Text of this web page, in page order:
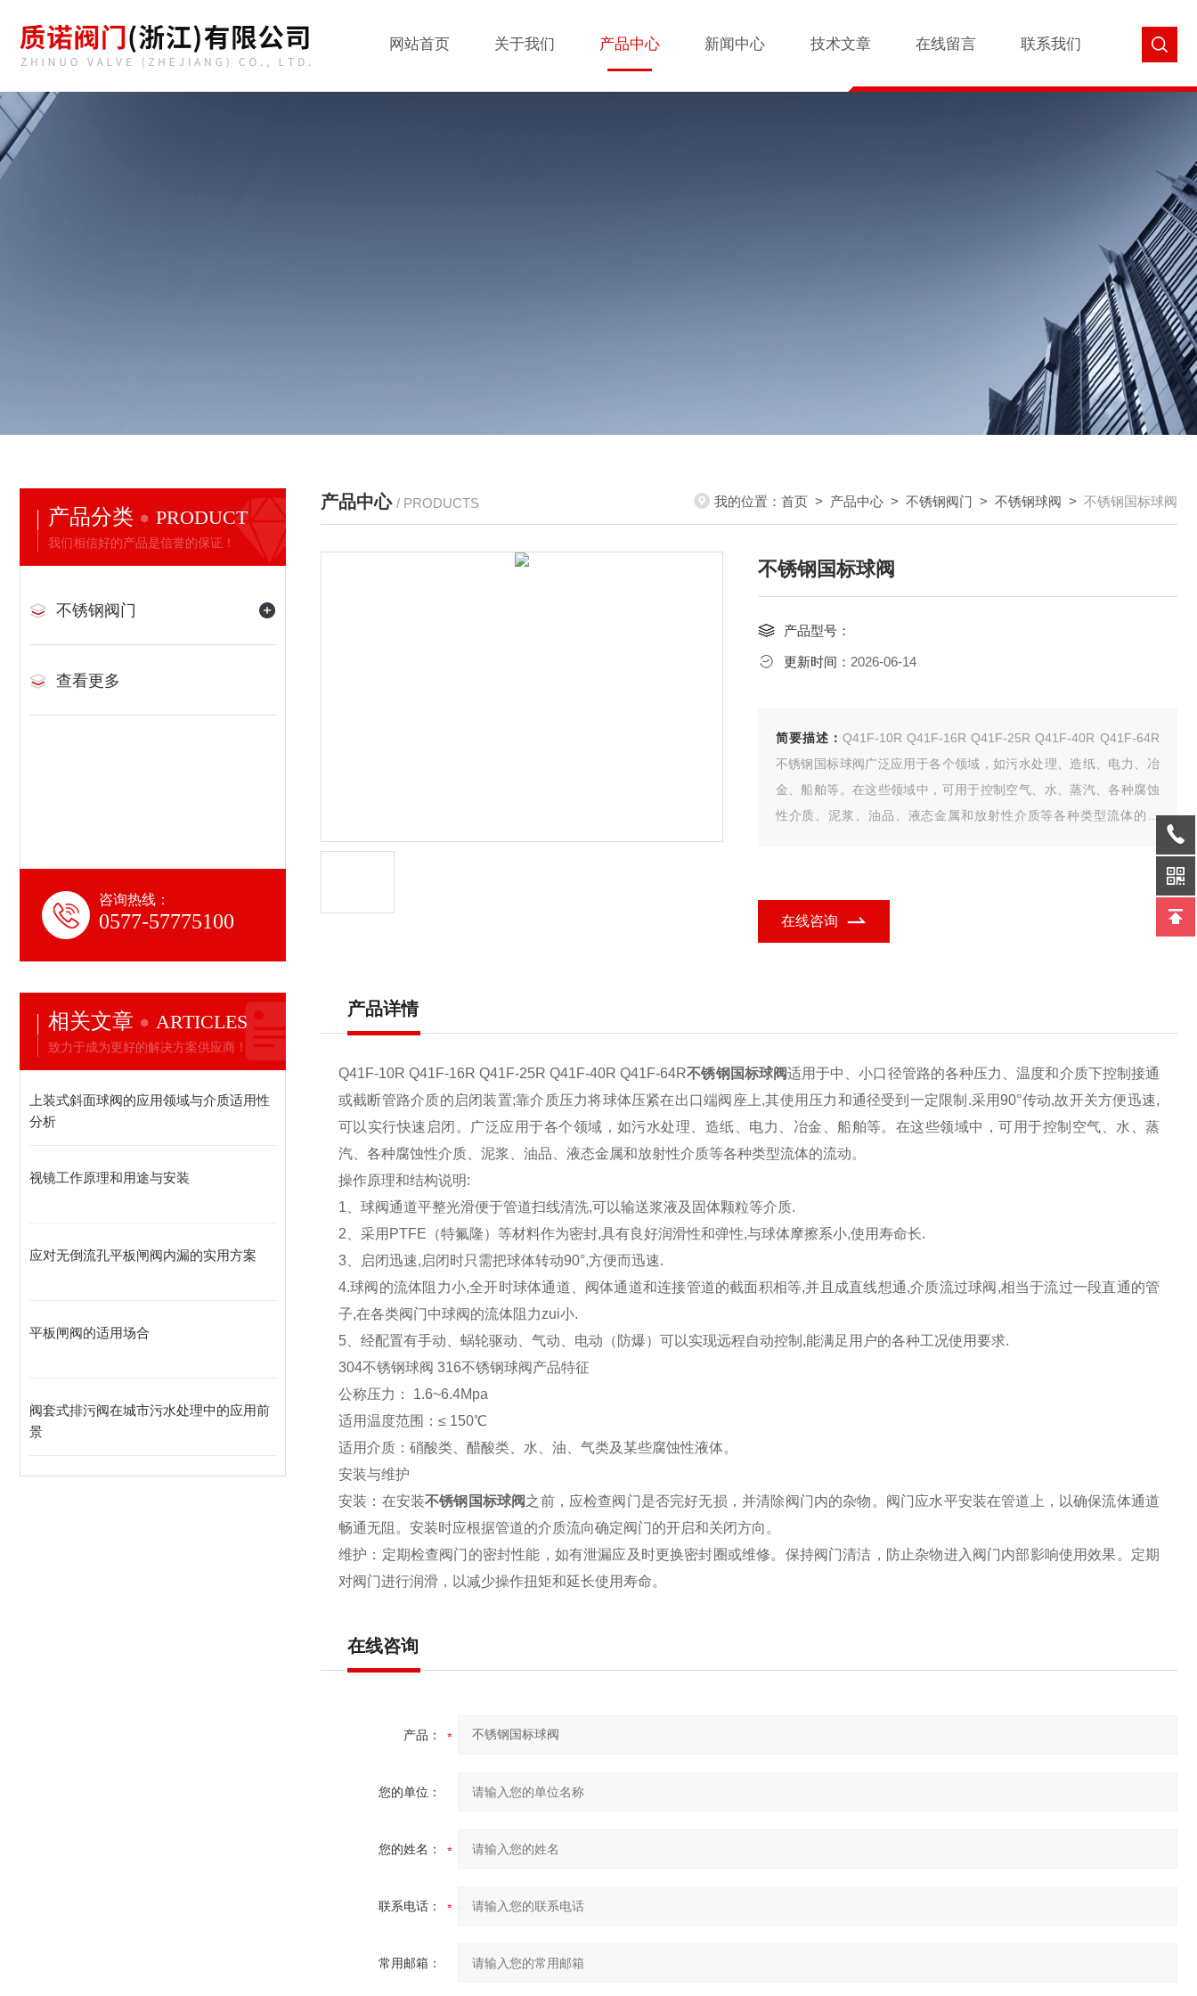
网站首页 关于我们 产品中心 新闻中心 技术文章 在线留言 联系我们
产品分类 PRODUCT
我们相信好的产品是信誉的保证！
不锈钢阀门
查看更多
咨询热线：
0577-57775100
相关文章 ARTICLES
致力于成为更好的解决方案供应商！
上装式斜面球阀的应用领域与介质适用性
分析
视镜工作原理和用途与安装
应对无倒流孔平板闸阀内漏的实用方案
平板闸阀的适用场合
阀套式排污阀在城市污水处理中的应用前
景
产品中心 / PRODUCTS 我的位置： 首页 > 产品中心 > 不锈钢阀门 > 不锈钢球阀 > 不锈钢国标球阀
不锈钢国标球阀
产品型号：
更新时间： 2026-06-14
简要描述： Q41F-10R Q41F-16R Q41F-25R Q41F-40R Q41F-64R
不锈钢国标球阀广泛应用于各个领域，如污水处理、造纸、电力、冶
金、船舶等。在这些领域中，可用于控制空气、水、蒸汽、各种腐蚀
性介质、泥浆、油品、液态金属和放射性介质等各种类型流体的流
在线咨询
产品详情
Q41F-10R Q41F-16R Q41F-25R Q41F-40R Q41F-64R不锈钢国标球阀适用于中、小口径管路的各种压力、温度和介质下控制接通
或截断管路介质的启闭装置;靠介质压力将球体压紧在出口端阀座上,其使用压力和通径受到一定限制.采用90°传动,故开关方便迅速,
可以实行快速启闭。广泛应用于各个领域，如污水处理、造纸、电力、冶金、船舶等。在这些领域中，可用于控制空气、水、蒸
汽、各种腐蚀性介质、泥浆、油品、液态金属和放射性介质等各种类型流体的流动。
操作原理和结构说明:
1、球阀通道平整光滑便于管道扫线清洗,可以输送浆液及固体颗粒等介质.
2、采用PTFE（特氟隆）等材料作为密封,具有良好润滑性和弹性,与球体摩擦系小,使用寿命长.
3、启闭迅速,启闭时只需把球体转动90°,方便而迅速.
4.球阀的流体阻力小,全开时球体通道、阀体通道和连接管道的截面积相等,并且成直线想通,介质流过球阀,相当于流过一段直通的管
子,在各类阀门中球阀的流体阻力zui小.
5、经配置有手动、蜗轮驱动、气动、电动（防爆）可以实现远程自动控制,能满足用户的各种工况使用要求.
304不锈钢球阀 316不锈钢球阀产品特征
公称压力： 1.6~6.4Mpa
适用温度范围：≤ 150℃
适用介质：硝酸类、醋酸类、水、油、气类及某些腐蚀性液体。
安装与维护
安装：在安装不锈钢国标球阀之前，应检查阀门是否完好无损，并清除阀门内的杂物。阀门应水平安装在管道上，以确保流体通道
畅通无阻。安装时应根据管道的介质流向确定阀门的开启和关闭方向。
维护：定期检查阀门的密封性能，如有泄漏应及时更换密封圈或维修。保持阀门清洁，防止杂物进入阀门内部影响使用效果。定期
对阀门进行润滑，以减少操作扭矩和延长使用寿命。
在线咨询
产品：
您的单位：
您的姓名：
联系电话：
常用邮箱：